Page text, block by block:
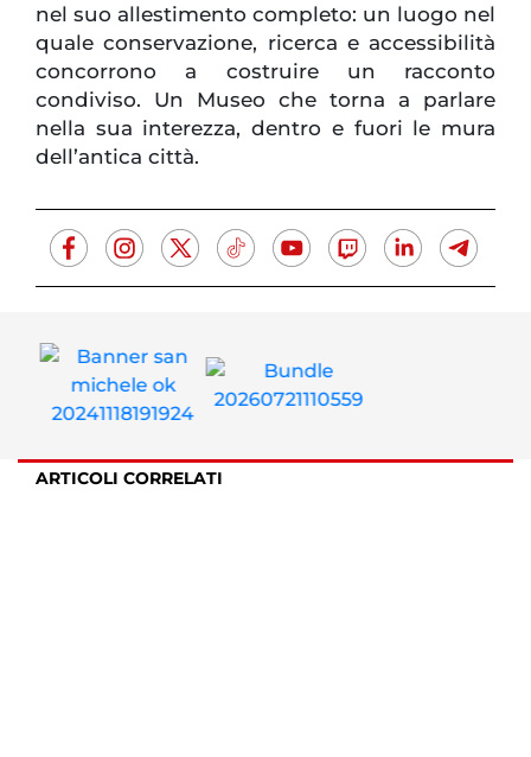
nel suo allestimento completo: un luogo nel
quale conservazione, ricerca e accessibilità
concorrono a costruire un racconto
condiviso. Un Museo che torna a parlare
nella sua interezza, dentro e fuori le mura
dell’antica città.
ARTICOLI CORRELATI